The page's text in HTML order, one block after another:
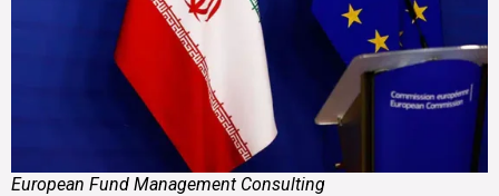
European Fund Management Consulting